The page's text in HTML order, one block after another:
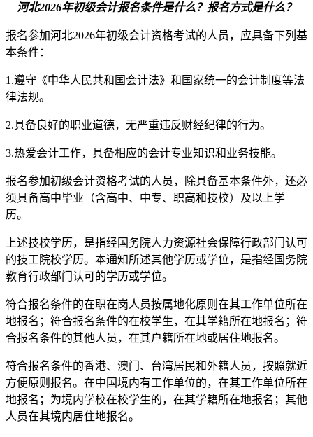
河北2026年初级会计报名条件是什么？报名方式是什么？
报名参加河北2026年初级会计资格考试的人员，应具备下列基
本条件：
1.遵守《中华人民共和国会计法》和国家统一的会计制度等法
律法规。
2.具备良好的职业道德，无严重违反财经纪律的行为。
3.热爱会计工作，具备相应的会计专业知识和业务技能。
报名参加初级会计资格考试的人员，除具备基本条件外，还必
须具备高中毕业（含高中、中专、职高和技校）及以上学
历。
上述技校学历，是指经国务院人力资源社会保障行政部门认可
的技工院校学历。本通知所述其他学历或学位，是指经国务院
教育行政部门认可的学历或学位。
符合报名条件的在职在岗人员按属地化原则在其工作单位所在
地报名；符合报名条件的在校学生，在其学籍所在地报名；符
合报名条件的其他人员，在其户籍所在地或居住地报名。
符合报名条件的香港、澳门、台湾居民和外籍人员，按照就近
方便原则报名。在中国境内有工作单位的，在其工作单位所在
地报名；为境内学校在校学生的，在其学籍所在地报名；其他
人员在其境内居住地报名。